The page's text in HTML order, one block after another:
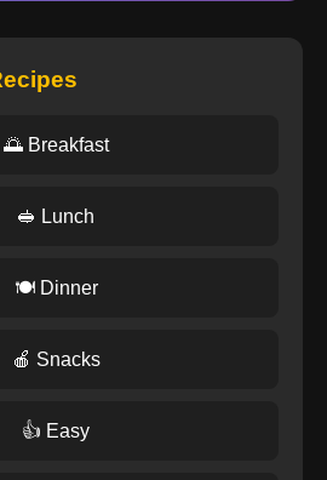
🌅 Breakfast
🥪 Lunch
🍽️ Dinner
🍎 Snacks
👍 Easy